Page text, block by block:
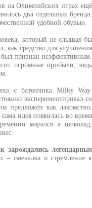
на Олимпийских играх ещё
два отдельных бренда.
удобной обувью.
который не слышал бы
как средство для улучшения
был признан неэффективным.
огромные прибыли, ведь
с батончика Milky Way.
экспериментировал со
предложен как лакомство,
идея появилась во время
марался в шоколад,
зарождались легендарные
– смекалка и стремление к